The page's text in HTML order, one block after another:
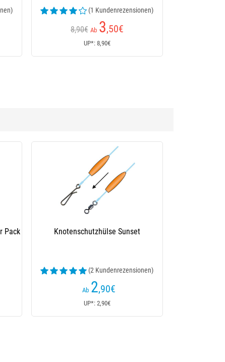
(2 Kundenrezensionen)
Ab 3 ,50€
UP*: 3,50€
Pack Knotenschutzhülse Sunset
(2 Kundenrezensionen)
Ab 2,90€
UP*: 2,90€